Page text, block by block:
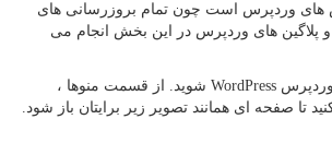
های وردپرس است چون تمام بروزرسانی های
پلاگین های وردپرس در این بخش انجام می
ایتدا وارد پنل مدیریت وردپرس WordPress شوید. از قسمت منوها ،
تا صفحه ای همانند تصویر زیر برایتان باز شود.